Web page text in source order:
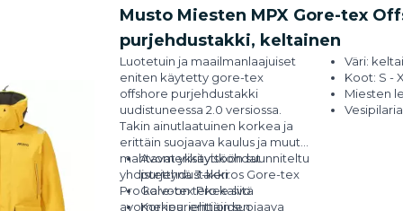
Musto Miesten MPX Gore-tex
purjehdustakki, keltainen
Luotetuin ja maailmanlaajuiset
eniten käytetty gore-tex
offshore purjehdustakki
uudistuneessa 2.0 versiossa.
Takin ainutlaatuinen korkea ja
erittäin suojaava kaulus ja muut
mahtavat yksityiskohdat
yhdistettynä 3-kerros Gore-tex
Pro kalvoon tekee siitä
avomeripurjehtijoiden
Avomerikäyttöön suunniteltu
purjehdustakki.
Gore-tex Pro kalvo.
Korkea, erittäin suojaava
Väri:
Koot: S -
Miesten